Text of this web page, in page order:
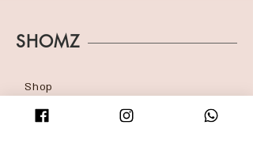
SHOMZ
Shop
About
Blog
Shipping & Returns
FAQ